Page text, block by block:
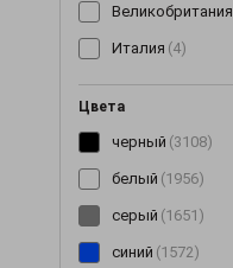
Маски
Митенки(4)
Накидки (15)
Нижнее белье
Очки(9)
Великобритания
Италия (4)
Цвета
черный (3108)
белый (1956)
серый (1651)
синий (1572)